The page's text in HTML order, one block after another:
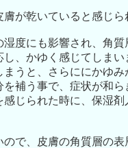
が乾いていると感じら
度にも影響され、角
、かゆく感じてしまい
うと、さらににかゆ
補う事で、症状が和
じられた時に、保湿
で、皮膚の角質層の